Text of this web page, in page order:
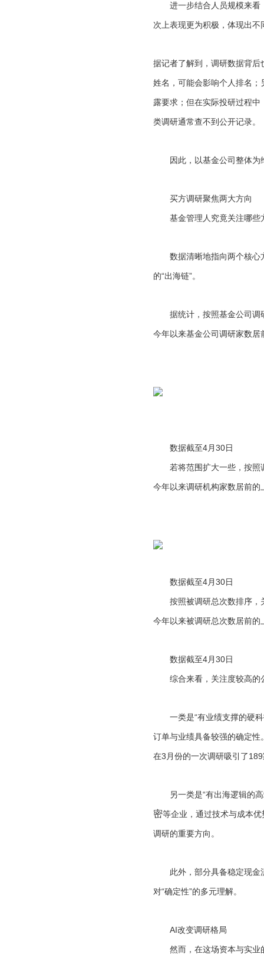
进一步结合人员规模来看，
次上表现更为积极，体现出
据记者了解到，调研数据背
姓名，可能会影响个人排名
露要求；但在实际投研过程
类调研通常查不到公开记录。
因此，以基金公司整体为
买方调研聚焦两大方向
基金管理人究竟关注哪些
数据清晰地指向两个核心方
的“出海链”。
据统计，按照基金公司调
今年以来基金公司调研家数居
数据截至4月30日
若将范围扩大一些，按照
今年以来调研机构家数居前的
数据截至4月30日
按照被调研总次数排序，
今年以来被调研总次数居前的
数据截至4月30日
综合来看，关注度较高的
一类是“有业绩支撑的硬科
订单与业绩具备较强的确定
在3月份的一次调研吸引了
另一类是“有出海逻辑的高
密等企业，通过技术与成本
调研的重要方向。
此外，部分具备稳定现金
对“确定性”的多元理解。
AI改变调研格局
然而，在这场资本与实业的